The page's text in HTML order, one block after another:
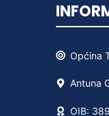
Općina
Antuna
OIB: